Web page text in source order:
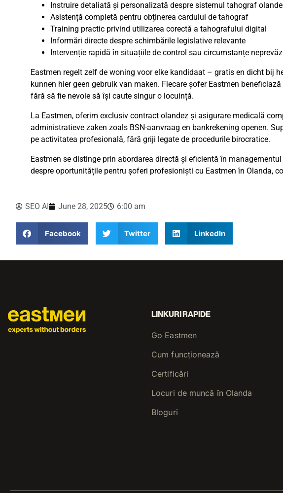
Instruire detaliată și personalizată despre sistemul tahograf
Asistență completă pentru obținerea cardului de tahograf
Training practic privind utilizarea corectă a tahografului digital
Informări directe despre schimbările legislative relevante
Intervenție rapidă în situațiile de control sau circumstanțe
Eastmen regelt zelf de woning voor elke kandidaat – gratis en dicht bij
kunnen hier geen gebruik van maken. Fiecare șofer Eastmen
fără să fie nevoie să își caute singur o locuință.
La Eastmen, oferim exclusiv contract olandez și asigurare medicală
administratieve zaken zoals BSN-aanvraag en bankrekening openen.
pe activitatea profesională, fără griji legate de procedurile birocratice.
Eastmen se distinge prin abordarea directă și eficientă în
despre oportunitățile pentru șoferi profesioniști cu Eastmen în Olanda,
SEO AI June 28, 2025 6:00 am
Facebook Twitter LinkedIn
LINKURI RAPIDE
Go Eastmen
Cum funcționează
Certificări
Locuri de muncă în Olanda
Bloguri